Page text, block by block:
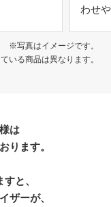
わせ
※写真はイメージです。
いる商品は異なります。
は
ります。
と、
ザーが、